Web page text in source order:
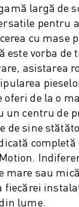
PREVENTIVĂ
AL DEȚINERII
EDM
DE TĂIERE CU FIR
PREVENTIVĂ
largă de
pentru
cu mase
este vorba
asistarea
oferi de la o
un centru de
de sine
mare sau
fiecărei
lume.